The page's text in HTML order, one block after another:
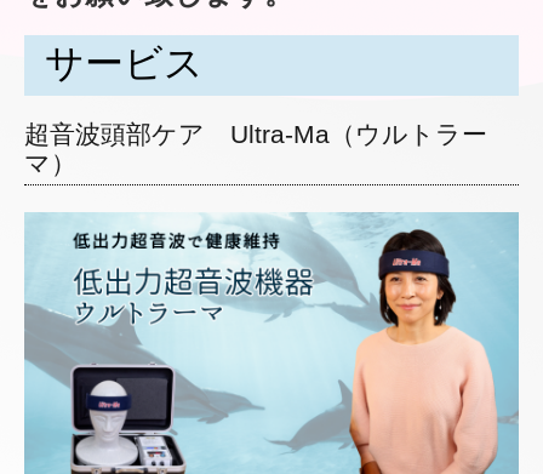
サービス
超音波頭部ケア Ultra-Ma（ウルトラー
マ）